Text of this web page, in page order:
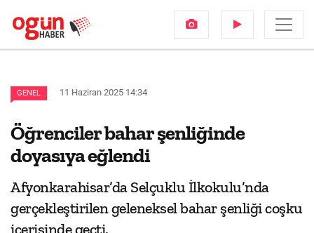
GENEL 11 Haziran 2025 14:34
Öğrenciler bahar şenliğinde
doyasıya eğlendi
Afyonkarahisar’da Selçuklu İlkokulu’nda
gerçekleştirilen geleneksel bahar şenliği coşku
içerisinde geçti.